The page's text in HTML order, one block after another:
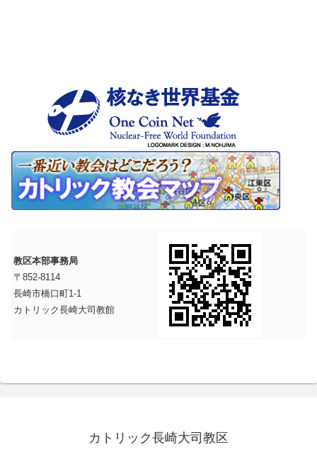
教区本部事務局
〒852-8114
長崎市橋口町1-1
カトリック長崎大司教館
カトリック長崎大司教区